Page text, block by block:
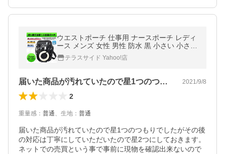
ウエストポーチ 仕事用 ナースポーチ レディ
ース メンズ 女性 男性 防水 黒 小さい 小さめ
看護師 介護士 ポケット
テラスサイド Yahoo!店
届いた商品が汚れていたので星1つのつも… 2021/9/8
2
重量感 ： 普通、 生地 ： 普通
届いた商品が汚れていたので星1つのつもりでしたがその後
の対応は丁寧にしていただいたので星2つにしておきます。
ネットでの売買という事で事前に現物を確認出来ないので